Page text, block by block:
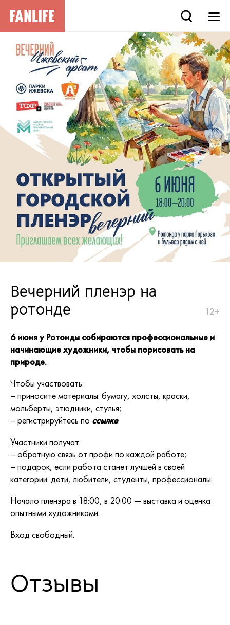
Вечерний пленэр на
ротонде
12+
6 июня у Ротонды собираются профессиональные и
начинающие художники, чтобы порисовать на
природе.
Чтобы участвовать:
– приносите материалы: бумагу, холсты, краски,
мольберты, этюдники, стулья;
– регистрируйтесь по ссылке.
Участники получат:
– обратную связь от профи по каждой работе;
– подарок, если работа станет лучшей в своей
категории: дети, любители, студенты, профессионалы.
Начало пленэра в 18:00, в 20:00 — выставка и оценка
опытными художниками.
Вход свободный.
Отзывы